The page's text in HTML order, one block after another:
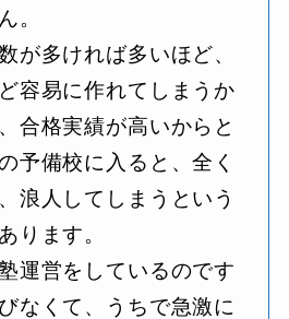
。
が多ければ多いほど、
容易に作れてしまうか
合格実績が高いからと
予備校に入ると、全く
浪人してしまうという
ります。
運営をしているのです
なくて、うちで急激に